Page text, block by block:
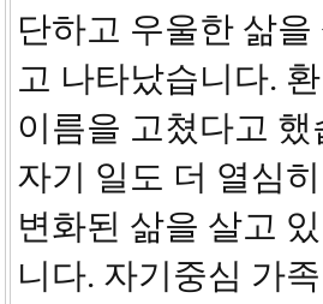
단하고 우울한 삶
고 나타났습니다.
이름을 고쳤다고
자기 일도 더 열심
변화된 삶을 살고
니다. 자기중심 가